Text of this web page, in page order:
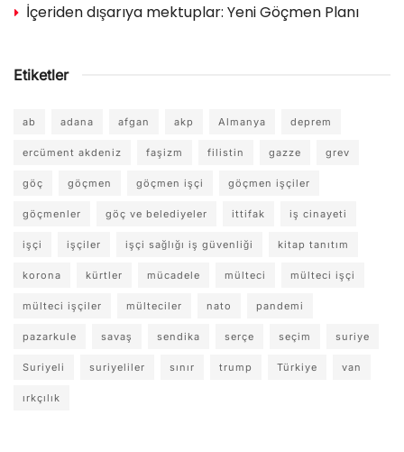
İçeriden dışarıya mektuplar: Yeni Göçmen Planı
Etiketler
ab adana afgan akp Almanya deprem
ercüment akdeniz faşizm filistin gazze grev
göç göçmen göçmen işçi göçmen işçiler
göçmenler göç ve belediyeler ittifak iş cinayeti
işçi işçiler işçi sağlığı iş güvenliği kitap tanıtım
korona kürtler mücadele mülteci mülteci işçi
mülteci işçiler mülteciler nato pandemi
pazarkule savaş sendika serçe seçim suriye
Suriyeli suriyeliler sınır trump Türkiye van
ırkçılık